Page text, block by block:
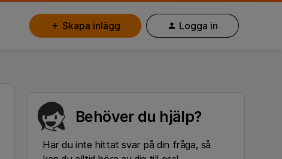
Skapa inlägg Logga in
Behöver du hjälp?
Har du inte hittat svar på din fråga, så